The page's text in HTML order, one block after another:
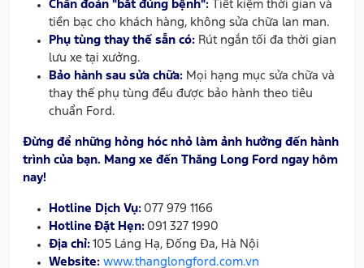
Chẩn đoán "bắt đúng bệnh": Tiết kiệm thời gian và
tiền bạc cho khách hàng, không sửa chữa lan man.
Phụ tùng thay thế sẵn có: Rút ngắn tối đa thời gian
lưu xe tại xưởng.
Bảo hành sau sửa chữa: Mọi hạng mục sửa chữa và
thay thế phụ tùng đều được bảo hành theo tiêu
chuẩn Ford.
Đừng để những hỏng hóc nhỏ làm ảnh hưởng đến hành
trình của bạn. Mang xe đến Thăng Long Ford ngay hôm
nay!
Hotline Dịch Vụ: 077 979 1166
Hotline Đặt Hẹn: 091 327 1990
Địa chỉ: 105 Láng Hạ, Đống Đa, Hà Nội
Website: www.thanglongford.com.vn